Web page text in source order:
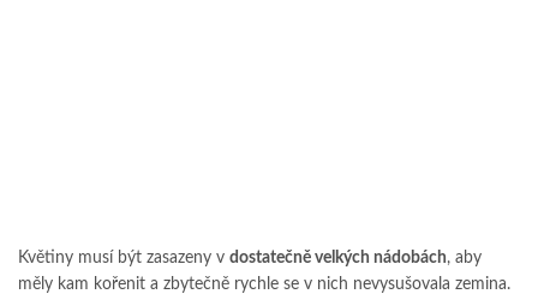
Květiny musí být zasazeny v dostatečně velkých nádobách, aby
měly kam kořenit a zbytečně rychle se v nich nevysušovala zemina.